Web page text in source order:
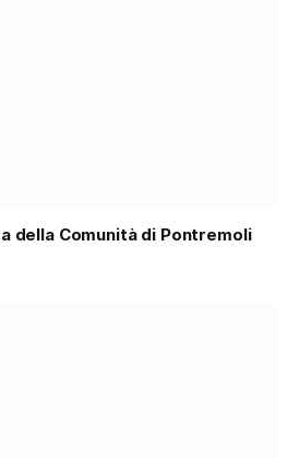
della Comunità di Pontremoli